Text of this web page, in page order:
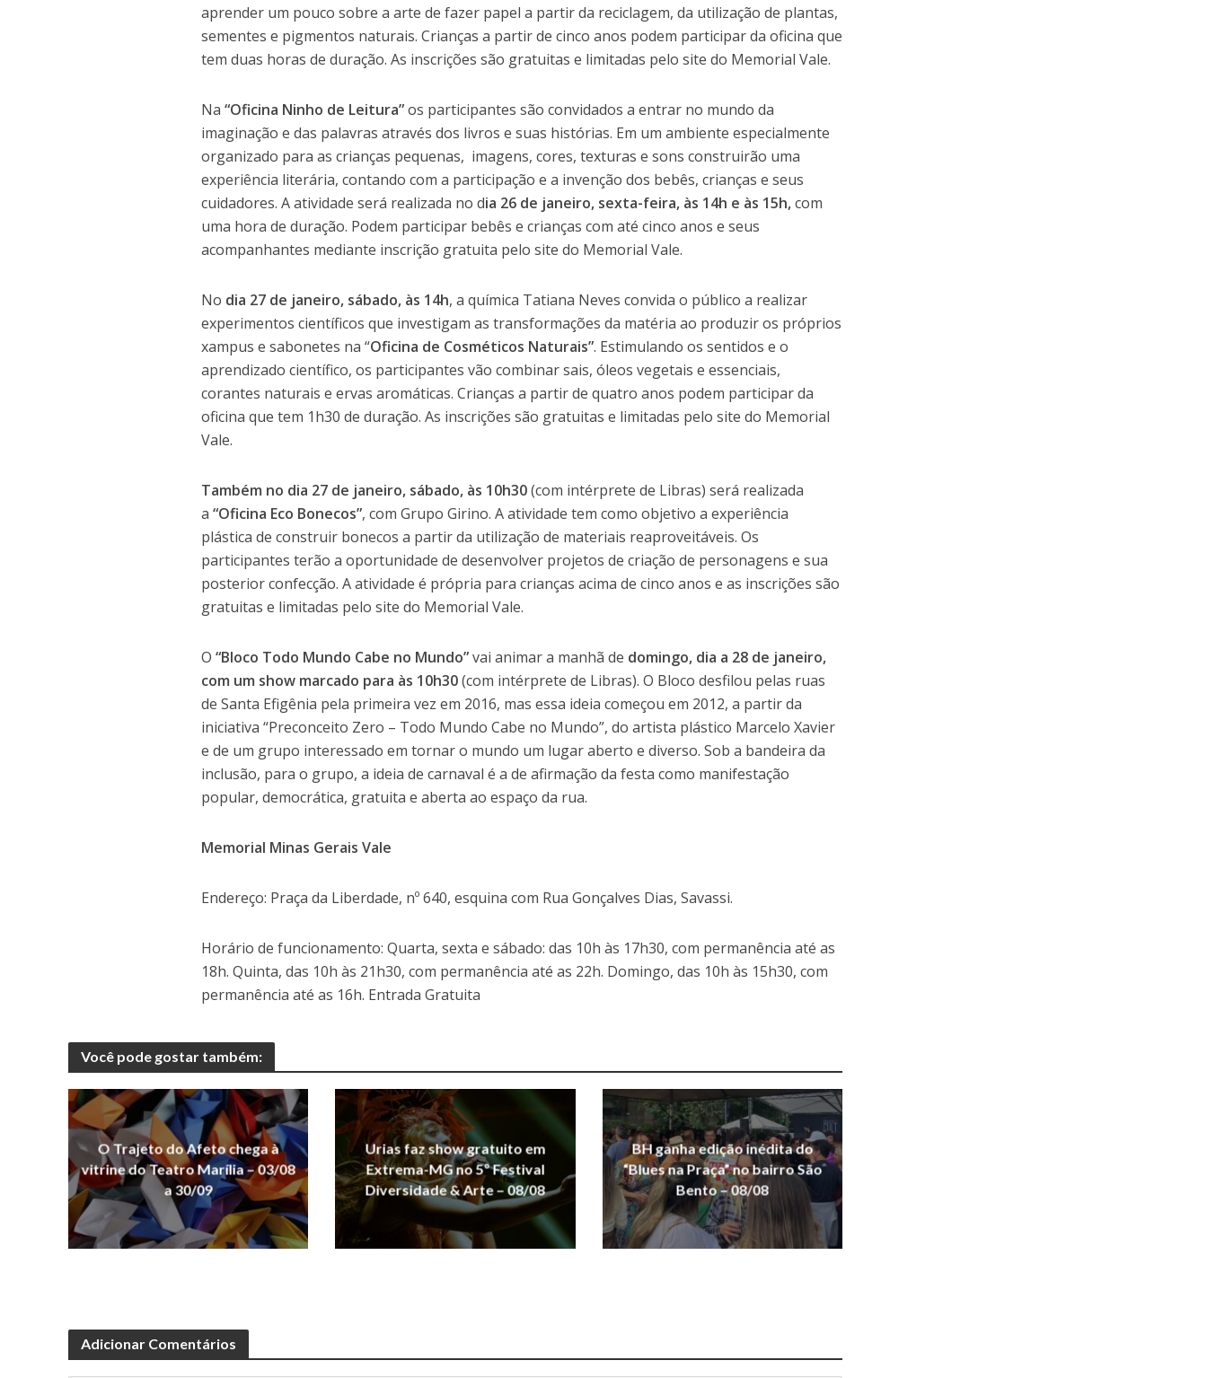
aprender um pouco sobre a arte de fazer papel a partir da reciclagem, da utilização de plantas,
sementes e pigmentos naturais. Crianças a partir de cinco anos podem participar da oficina que
tem duas horas de duração. As inscrições são gratuitas e limitadas pelo site do Memorial Vale.
Na“Oficina Ninho de Leitura”os participantes são convidados a entrar no mundo da
imaginação e das palavras através dos livros e suas histórias. Em um ambiente especialmente
organizado para as crianças pequenas, imagens, cores, texturas e sons construirão uma
experiência literária, contando com a participação e a invenção dos bebês, crianças e seus
cuidadores. A atividade será realizada no dia 26 de janeiro, sexta-feira, às 14h e às 15h,com
uma hora de duração. Podem participar bebês e crianças com até cinco anos e seus
acompanhantes mediante inscrição gratuita pelo site do Memorial Vale.
No dia 27 de janeiro, sábado, às 14h, a química Tatiana Neves convida o público a realizar
experimentos científicos que investigam as transformações da matéria ao produzir os próprios
xampus e sabonetes na “Oficina de Cosméticos Naturais”. Estimulando os sentidos e o
aprendizado científico, os participantes vão combinar sais, óleos vegetais e essenciais,
corantes naturais e ervas aromáticas. Crianças a partir de quatro anos podem participar da
oficina que tem 1h30 de duração. As inscrições são gratuitas e limitadas pelo site do Memorial
Vale.
Também no dia 27 de janeiro, sábado, às 10h30(com intérprete de Libras) será realizada
a “Oficina Eco Bonecos”, com Grupo Girino. A atividade tem como objetivo a experiência
plástica de construir bonecos a partir da utilização de materiais reaproveitáveis. Os
participantes terão a oportunidade de desenvolver projetos de criação de personagens e sua
posterior confecção. A atividade é própria para crianças acima de cinco anos e as inscrições são
gratuitas e limitadas pelo site do Memorial Vale.
O“Bloco Todo Mundo Cabe no Mundo”vai animar a manhã de domingo, dia a 28 de janeiro,
com um show marcado para às 10h30(com intérprete de Libras). O Bloco desfilou pelas ruas
de Santa Efigênia pela primeira vez em 2016, mas essa ideia começou em 2012, a partir da
iniciativa “Preconceito Zero – Todo Mundo Cabe no Mundo”, do artista plástico Marcelo Xavier
e de um grupo interessado em tornar o mundo um lugar aberto e diverso. Sob a bandeira da
inclusão, para o grupo, a ideia de carnaval é a de afirmação da festa como manifestação
popular, democrática, gratuita e aberta ao espaço da rua.
Memorial Minas Gerais Vale
Endereço: Praça da Liberdade, nº 640, esquina com Rua Gonçalves Dias, Savassi.
Horário de funcionamento: Quarta, sexta e sábado: das 10h às 17h30, com permanência até as
18h. Quinta, das 10h às 21h30, com permanência até as 22h. Domingo, das 10h às 15h30, com
permanência até as 16h. Entrada Gratuita
Você pode gostar também:
O Trajeto do Afeto chega à
vitrine do Teatro Marília – 03/08
a 30/09
Urias faz show gratuito em
Extrema-MG no 5º Festival
Diversidade & Arte – 08/08
BH ganha edição inédita do
“Blues na Praça” no bairro São
Bento – 08/08
Adicionar Comentários